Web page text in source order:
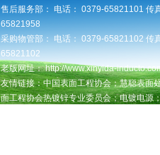
售后服务部： 电话： 0379-65821101 传
65821958
采购物管部： 电话： 0379-65821102 传
65821102
老版网址： http://www.xinyida-
友情链接：中国表面工程协会；慧聪表面
面工程协会热镀锌专业委员会；电镀电源